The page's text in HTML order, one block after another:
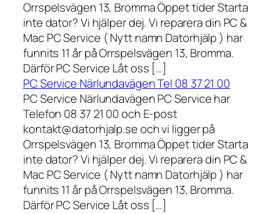
Orrspelsvägen 13, Bromma Öppet tider Starta
inte dator? Vi hjälper dej. Vi reparera din PC &
Mac PC Service ( Nytt namn Datorhjälp ) har
funnits 11 år på Orrspelsvägen 13, Bromma.
Därför PC Service Låt oss […]
PC Service Närlundavägen Tel 08 37 21 00
PC Service Närlundavägen PC Service har
Telefon 08 37 21 00 och E-post
kontakt@datorhjalp.se och vi ligger på
Orrspelsvägen 13, Bromma Öppet tider Starta
inte dator? Vi hjälper dej. Vi reparera din PC &
Mac PC Service ( Nytt namn Datorhjälp ) har
funnits 11 år på Orrspelsvägen 13, Bromma.
Därför PC Service Låt oss […]